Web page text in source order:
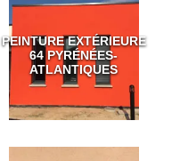
PEINTURE EXTÉRIEURE
64 PYRÉNÉES-
ATLANTIQUES